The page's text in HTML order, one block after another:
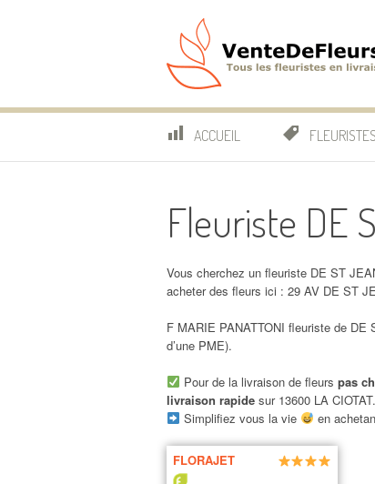
ACCUEIL FLEURISTES
Fleuriste DE
Vous cherchez un fleuriste DE ST
acheter des fleurs ici : 29 AV DE ST
F MARIE PANATTONI fleuriste de DE
d’une PME).
Pour de la livraison de fleurs pas
livraison rapide sur 13600 LA CIOTAT.
Simplifiez vous la vie
en
FLORAJET